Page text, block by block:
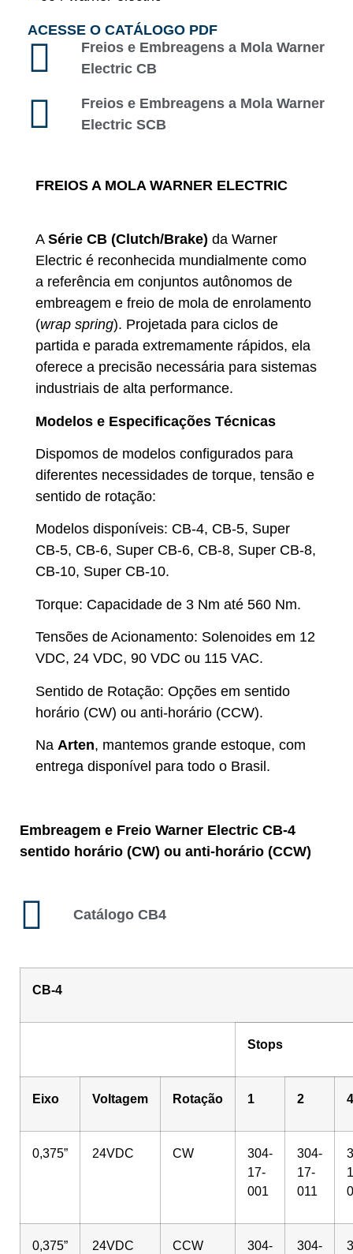
ACESSE O CATÁLOGO PDF
Freios e Embreagens a Mola Warner
Electric CB
Freios e Embreagens a Mola Warner
Electric SCB
FREIOS A MOLA WARNER ELECTRIC
A Série CB (Clutch/Brake) da Warner
Electric é reconhecida mundialmente como
a referência em conjuntos autônomos de
embreagem e freio de mola de enrolamento
(wrap spring). Projetada para ciclos de
partida e parada extremamente rápidos, ela
oferece a precisão necessária para sistemas
industriais de alta performance.
Modelos e Especificações Técnicas
Dispomos de modelos configurados para
diferentes necessidades de torque, tensão e
sentido de rotação:
Modelos disponíveis: CB-4, CB-5, Super
CB-5, CB-6, Super CB-6, CB-8, Super CB-8,
CB-10, Super CB-10.
Torque: Capacidade de 3 Nm até 560 Nm.
Tensões de Acionamento: Solenoides em 12
VDC, 24 VDC, 90 VDC ou 115 VAC.
Sentido de Rotação: Opções em sentido
horário (CW) ou anti-horário (CCW).
Na Arten, mantemos grande estoque, com
entrega disponível para todo o Brasil.
Embreagem e Freio Warner Electric CB-4
sentido horário (CW) ou anti-horário (CCW)
Catálogo CB4
CB-4
Stops
Eixo Voltagem Rotação 1 2 4
0,375” 24VDC CW
304-
17-
001
304-
17-
011
0,375” 24VDC CCW
304-
304-